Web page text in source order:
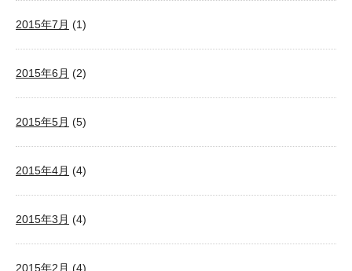
2015年7月 (1)
2015年6月 (2)
2015年5月 (5)
2015年4月 (4)
2015年3月 (4)
2015年2月 (4)